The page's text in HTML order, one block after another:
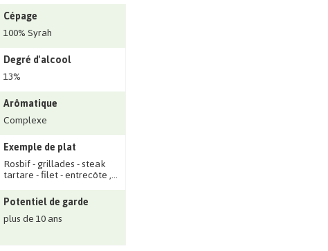
Cépage
100% Syrah
Degré d'alcool
13%
Arômatique
Complexe
Exemple de plat
Rosbif - grillades - steak
tartare - filet - entrecôte ‚...
Potentiel de garde
plus de 10 ans